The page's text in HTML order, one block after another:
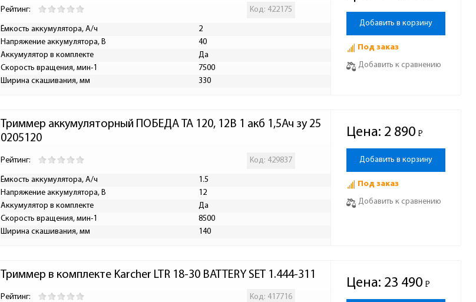
Рейтинг: Код: 422175
Ёмкость аккумулятора, А/ч
2
Напряжение аккумулятора, В
40
Аккумулятор в комплекте
Да
Скорость вращения, мин-1
7500
Ширина скашивания, мм
330
Добавить в корзину
Под заказ
Добавить к сравнению
Триммер аккумуляторный ПОБЕДА ТА 120, 12В 1 акб 1,5Ач зу 25
0205120
Рейтинг: Код: 429837
Ёмкость аккумулятора, А/ч
1.5
Напряжение аккумулятора, В
12
Аккумулятор в комплекте
Да
Скорость вращения, мин-1
8500
Ширина скашивания, мм
140
Цена: 2 890 Р
-
Добавить в корзину
Под заказ
Добавить к сравнению
Триммер в комплекте Karcher LTR 18-30 BATTERY SET 1.444-311
Рейтинг: Код: 417716
Цена: 23 490 Р
-